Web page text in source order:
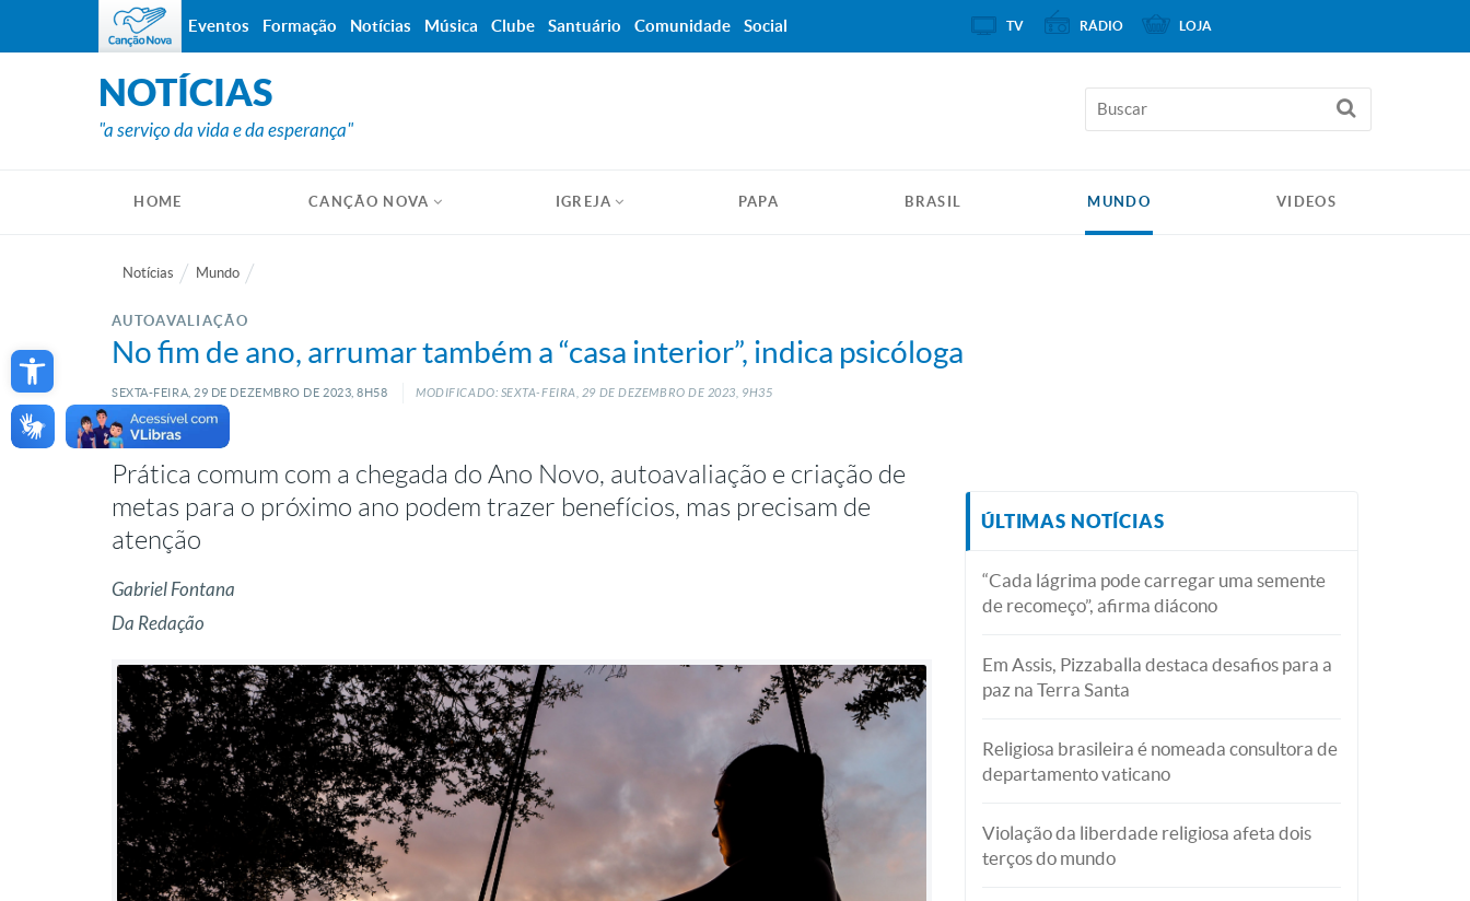
Open toolbar
NOTÍCIAS
"a serviço da vida e da esperança"
HOME CANÇÃO NOVA IGREJA PAPA BRASIL MUNDO VIDEOS
Notícias Mundo
AUTOAVALIAÇÃO
No fim de ano, arrumar também a “casa interior”, indica psicóloga
SEXTA-FEIRA, 29 DE DEZEMBRO DE 2023, 8H58 MODIFICADO: SEXTA-FEIRA, 29 DEDEZEMBRO DE 2023, 9H35
Prática comum com a chegada do Ano Novo, autoavaliação e criação de
metas para o próximo ano podem trazer benefícios, mas precisam de
atenção
Gabriel Fontana
Da Redação
ÚLTIMAS NOTÍCIAS
“Cada lágrima pode carregar uma semente
de recomeço”, afirma diácono
Em Assis, Pizzaballa destaca desafios para a
paz na Terra Santa
Religiosa brasileira é nomeada consultora de
departamento vaticano
Violação da liberdade religiosa afeta dois
terços do mundo
Eventos Formação Notícias Música Clube Santuário Comunidade Social TV RÁDIO LOJA